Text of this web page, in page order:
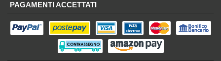
PAGAMENTI ACCETTATI